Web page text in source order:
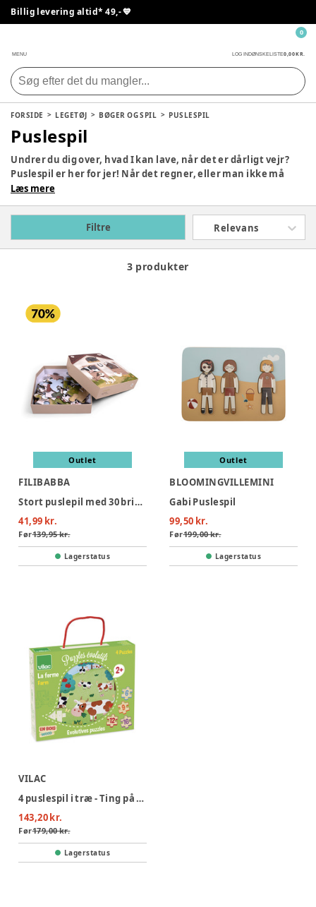
Billig levering altid* 49,- 💙
MENU LOG INDØNSKELISTE0,00 KR.
0
FORSIDE LEGETØJ BØGER OG SPIL PUSLESPIL
Puslespil
Undrer du dig over, hvad I kan lave, når det er dårligt vejr?
Puslespil er her for jer! Når det regner, eller man ikke må
komme ud, så er Puslespil lige sagen for jer. Det kan være
lave lidt på i ny og næ. De kan fås i mange forskellige
sværhedsgrader, og er perfekte til øje-til-hånd-
koordinationen for dit barn.
Læs mere
Filtre Relevans
3 produkter
Outlet
FILIBABBA
Stort puslepil med 30 brikker - Bondegården
41,99 kr.
Før139,95 kr.
Lagerstatus
Outlet
BLOOMINGVILLEMINI
Gabi Puslespil
99,50 kr.
Før199,00 kr.
Lagerstatus
VILAC
4 puslespil i træ - Ting på bondegården
143,20 kr.
Før179,00 kr.
Lagerstatus